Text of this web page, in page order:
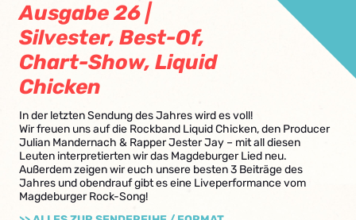
Ausgabe 26 |
Silvester, Best-Of,
Chart-Show, Liquid
Chicken
In der letzten Sendung des Jahres wird es voll!
Wir freuen uns auf die Rockband Liquid Chicken, den Producer
Julian Mandernach & Rapper Jester Jay – mit all diesen
Leuten interpretierten wir das Magdeburger Lied neu.
Außerdem zeigen wir euch unsere besten 3 Beiträge des
Jahres und obendrauf gibt es eine Liveperformance vom
Magdeburger Rock-Song!